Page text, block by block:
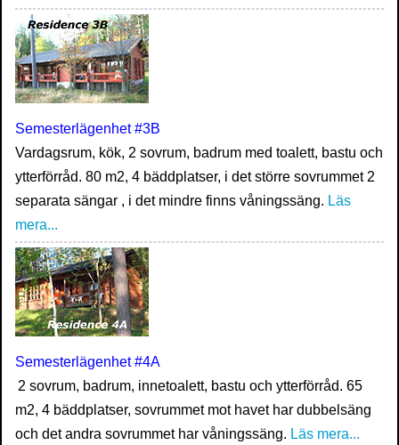
Semesterlägenhet #3B
Vardagsrum, kök, 2 sovrum, badrum med toalett, bastu och
ytterförråd. 80 m2, 4 bäddplatser, i det större sovrummet 2
separata sängar , i det mindre finns våningssäng. Läs
mera...
Semesterlägenhet #4A
2 sovrum, badrum, innetoalett, bastu och ytterförråd. 65
m2, 4 bäddplatser, sovrummet mot havet har dubbelsäng
och det andra sovrummet har våningssäng. Läs mera...